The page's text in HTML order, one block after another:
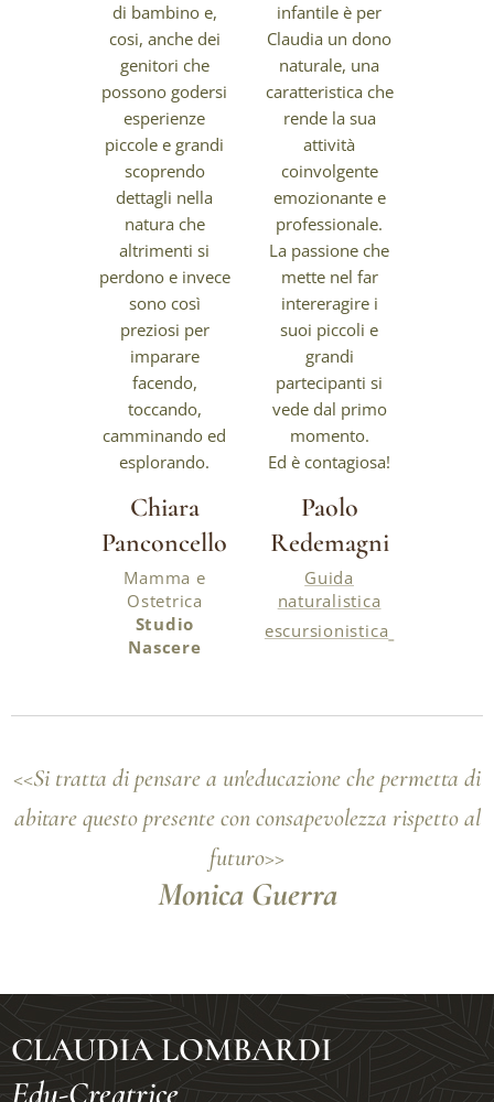
di bambino e,
cosi, anche dei
genitori che
possono godersi
esperienze
piccole e grandi
scoprendo
dettagli nella
natura che
altrimenti si
perdono e invece
sono così
preziosi per
imparare
facendo,
toccando,
camminando ed
esplorando.
Chiara
Panconcello
Mamma e
Ostetrica
Studio
Nascere
infantile è per
Claudia un dono
naturale, una
caratteristica che
rende la sua
attività
coinvolgente
emozionante e
professionale.
La passione che
mette nel far
intereragire i
suoi piccoli e
grandi
partecipanti si
vede dal primo
momento.
Ed è contagiosa!
Paolo
Redemagni
Guida
naturalistica
escursionistica
<<Si tratta di pensare a un'educazione che permetta di
abitare questo presente con consapevolezza rispetto al
futuro>>
Monica Guerra
CLAUDIA LOMBARDI